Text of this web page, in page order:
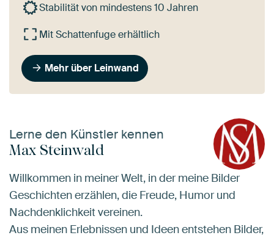
Stabilität von mindestens 10 Jahren
Mit Schattenfuge erhältlich
Mehr über Leinwand
Lerne den Künstler kennen
Max Steinwald
Willkommen in meiner Welt, in der meine Bilder
Geschichten erzählen, die Freude, Humor und
Nachdenklichkeit vereinen.
Aus meinen Erlebnissen und Ideen entstehen Bilder,